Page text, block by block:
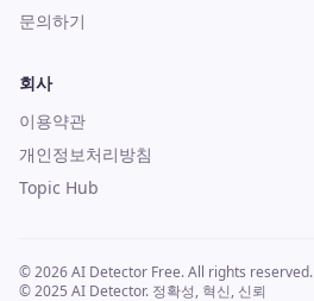
문의하기
회사
이용약관
개인정보처리방침
Topic Hub
© 2026 AI Detector Free. All rights reserved.
© 2025 AI Detector. 정확성, 혁신, 신뢰